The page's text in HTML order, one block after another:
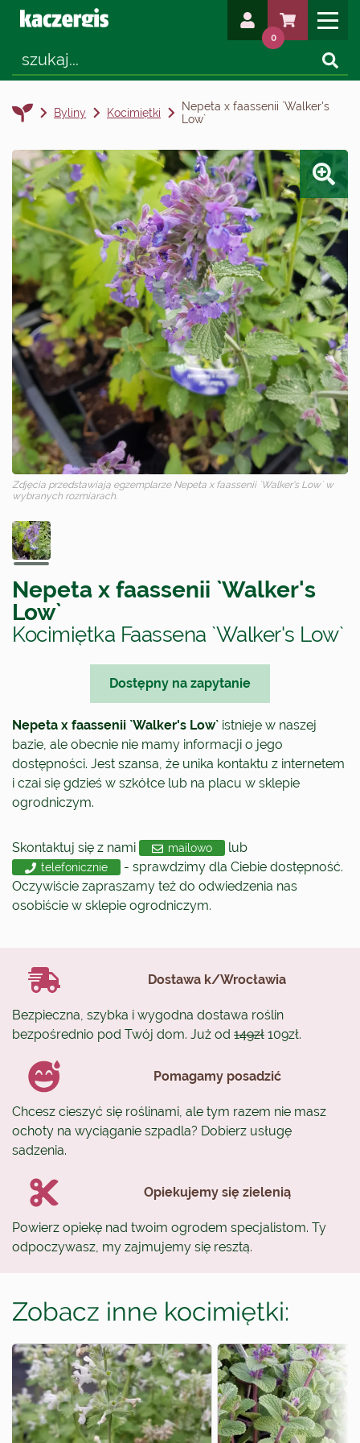
0
Byliny Kocimiętki
Nepeta x faassenii `Walker's
Low`
Zdjęcia przedstawiają egzemplarze Nepeta x faassenii `Walker's Low`w
wybranych rozmiarach.
Nepeta x faassenii `Walker's
Low`
Kocimiętka Faassena `Walker's Low`
Dostępny na zapytanie
Nepeta x faassenii `Walker's Low` istnieje w naszej
bazie, ale obecnie nie mamy informacji o jego
dostępności. Jest szansa, że unika kontaktu z internetem
i czai się gdzieś w szkółce lub na placu w sklepie
ogrodniczym.
Skontaktuj się z nami mailowo lub
telefonicznie
- sprawdzimy dla Ciebie dostępność.
Oczywiście zapraszamy też do odwiedzenia nas
osobiście w sklepie ogrodniczym.
Dostawa k/Wrocławia
Bezpieczna, szybka i wygodna dostawa roślin
bezpośrednio pod Twój dom. Już od 149zł 109zł.
Pomagamy posadzić
Chcesz cieszyć się roślinami, ale tym razem nie masz
ochoty na wyciąganie szpadla? Dobierz usługę
sadzenia.
Opiekujemy się zielenią
Powierz opiekę nad twoim ogrodem specjalistom. Ty
odpoczywasz, my zajmujemy się resztą.
Zobacz inne kocimiętki: